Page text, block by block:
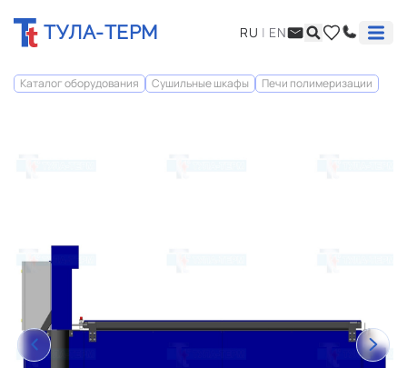
ТУЛА-ТЕРМ RU | EN
Каталог оборудования Сушильные шкафы Печи полимеризации